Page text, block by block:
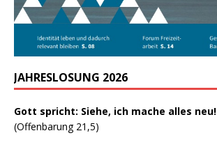
JAHRESLOSUNG 2026
Gott spricht: Siehe, ich mache alles neu!
(Offenbarung 21,5)